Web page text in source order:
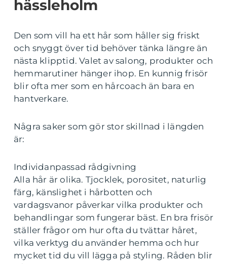
hässleholm
Den som vill ha ett hår som håller sig friskt
och snyggt över tid behöver tänka längre än
nästa klipptid. Valet av salong, produkter och
hemmarutiner hänger ihop. En kunnig frisör
blir ofta mer som en hårcoach än bara en
hantverkare.
Några saker som gör stor skillnad i längden
är:
Individanpassad rådgivning
Alla hår är olika. Tjocklek, porositet, naturlig
färg, känslighet i hårbotten och
vardagsvanor påverkar vilka produkter och
behandlingar som fungerar bäst. En bra frisör
ställer frågor om hur ofta du tvättar håret,
vilka verktyg du använder hemma och hur
mycket tid du vill lägga på styling. Råden blir